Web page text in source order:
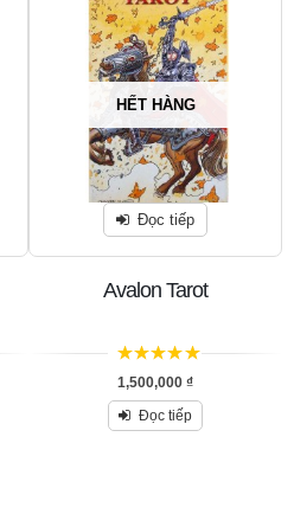
HẾT HÀNG
Đọc tiếp
Avalon Tarot
trên 5
1,500,000 ₫
Đọc tiếp